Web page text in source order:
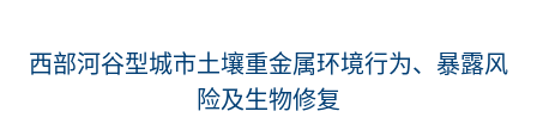
西部河谷型城市土壤重金属环境行为、暴露风
险及生物修复